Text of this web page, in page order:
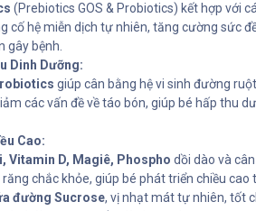
(Prebiotics GOS & Probiotics) kết hợp với
cố hệ miễn dịch tự nhiên, tăng cường sức
gây bệnh.
Dinh Dưỡng:
giúp cân bằng hệ vi sinh đường
các vấn đề về táo bón, giúp bé hấp thu
Cao:
Vitamin D, Magiê, Phospho dồi dào và
chắc khỏe, giúp bé phát triển chiều cao
đường Sucrose, vị nhạt mát tự nhiên, tốt